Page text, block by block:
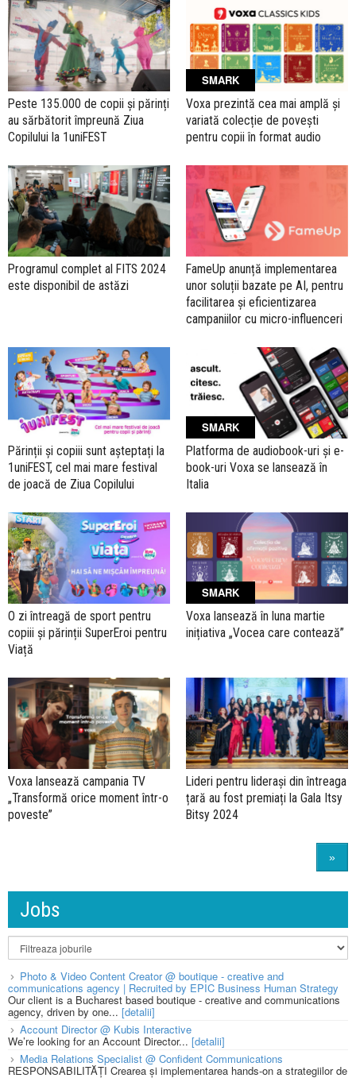
Peste 135.000 de copii și părinți
au sărbătorit împreună Ziua
Copilului la 1uniFEST
SMARK
Voxa prezintă cea mai amplă și
variată colecție de povești
pentru copii în format audio
Programul complet al FITS 2024
este disponibil de astăzi
FameUp anunță implementarea
unor soluții bazate pe AI, pentru
facilitarea și eficientizarea
campaniilor cu micro-influenceri
Părinții și copiii sunt așteptați la
1uniFEST, cel mai mare festival
de joacă de Ziua Copilului
SMARK
Platforma de audiobook-uri și e-
book-uri Voxa se lansează în
Italia
O zi întreagă de sport pentru
copiii și părinții SuperEroi pentru
Viață
SMARK
Voxa lansează în luna martie
inițiativa „Vocea care contează”
Voxa lansează campania TV
„Transformă orice moment într-o
poveste”
Lideri pentru liderași din întreaga
țară au fost premiați la Gala Itsy
Bitsy 2024
»
Jobs
Photo & Video Content Creator @ boutique - creative and
communications agency | Recruited by EPIC Business Human Strategy
Our client is a Bucharest based boutique - creative and communications
agency, driven by one... [detalii]
Account Director @ Kubis Interactive
We’re looking for an Account Director... [detalii]
Media Relations Specialist @ Confident Communications
RESPONSABILITĂȚI Crearea și implementarea hands-on a strategiilor de